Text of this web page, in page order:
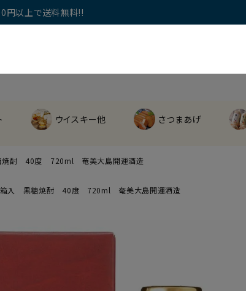
円以上で送料無料!!
ウイスキー他 さつまあげ
焼酎 40度 720ml 奄美大島開運酒造
箱入 黒糖焼酎 40度 720ml 奄美大島開運酒造